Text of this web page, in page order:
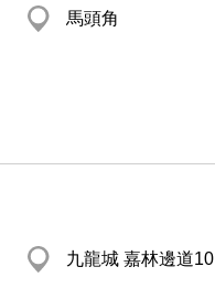
馬頭角
九龍城 嘉林邊道10